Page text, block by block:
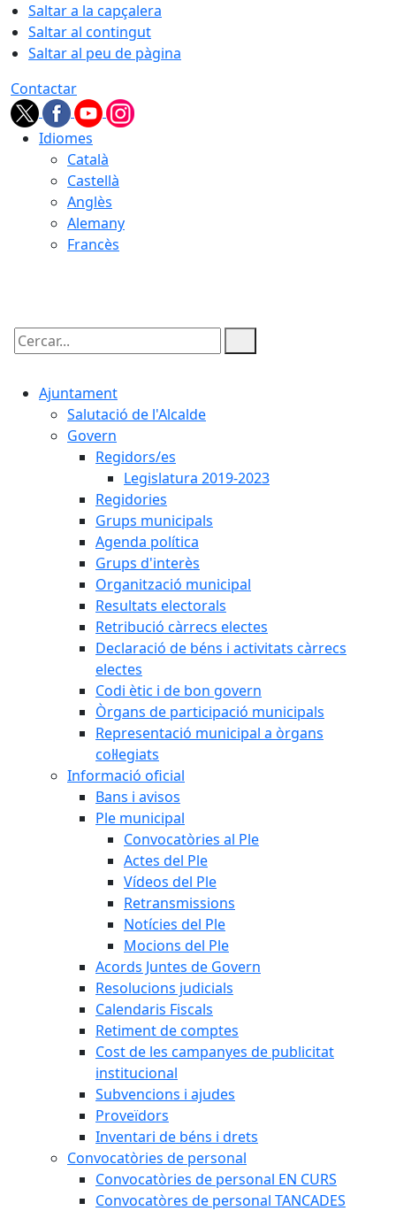
Saltar a la capçalera
Saltar al contingut
Saltar al peu de pàgina
Contactar
Idiomes
Català
Castellà
Anglès
Alemany
Francès
Cercar:
Ajuntament
Salutació de l'Alcalde
Govern
Regidors/es
Legislatura 2019-2023
Regidories
Grups municipals
Agenda política
Grups d'interès
Organització municipal
Resultats electorals
Retribució càrrecs electes
Declaració de béns i activitats càrrecs
electes
Codi ètic i de bon govern
Òrgans de participació municipals
Representació municipal a òrgans
col·legiats
Informació oficial
Bans i avisos
Ple municipal
Convocatòries al Ple
Actes del Ple
Vídeos del Ple
Retransmissions
Notícies del Ple
Mocions del Ple
Acords Juntes de Govern
Resolucions judicials
Calendaris Fiscals
Retiment de comptes
Cost de les campanyes de publicitat
institucional
Subvencions i ajudes
Proveïdors
Inventari de béns i drets
Convocatòries de personal
Convocatòries de personal EN CURS
Convocatòres de personal TANCADES